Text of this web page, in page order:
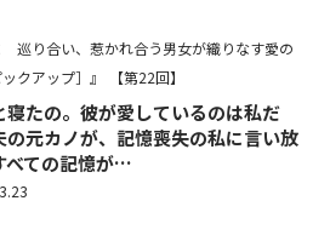
巡り合い、惹かれ合う男女が織りなす愛の
クアップ］』
【第22回】
寝たの。彼が愛しているのは私だ
の元カノが、記憶喪失の私に言い放
べての記憶が…